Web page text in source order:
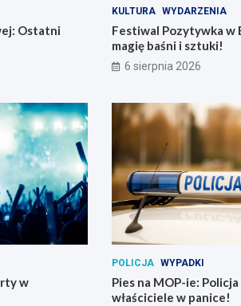
Ostatni
KULTURA WYDARZENIA
Festiwal Pozytywka w
magię baśni i sztuki!
6 sierpnia 2026
w
POLICJA WYPADKI
Pies na MOP-ie: Policja
właściciele w panice!